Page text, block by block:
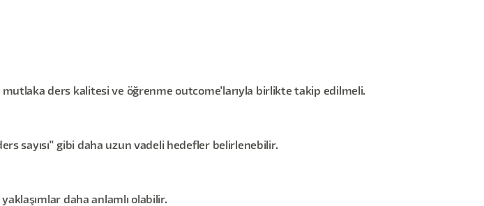
ders kalitesi ve öğrenme outcome'larıyla birlikte takip edilmeli.
sayısı" gibi daha uzun vadeli hedefler belirlenebilir.
daha anlamlı olabilir.